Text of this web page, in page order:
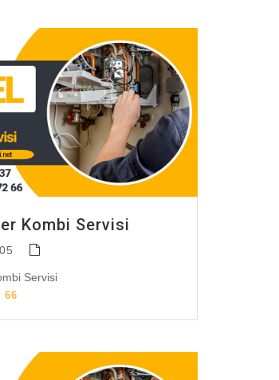
Kombi Servisi
Servisi
66